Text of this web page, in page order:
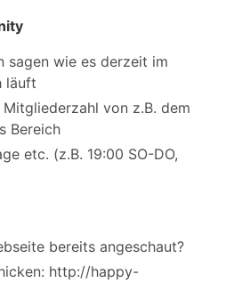
sagen wie es derzeit im
läuft
von z.B. dem
Bereich
etc. (z.B. 19:00 SO-DO,
bereits angeschaut?
http://happy-